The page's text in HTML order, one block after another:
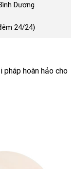
Dương
24/24)
hoàn hảo cho